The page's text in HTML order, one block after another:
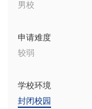
男校
申请难度
较弱
学校环境
封闭校园